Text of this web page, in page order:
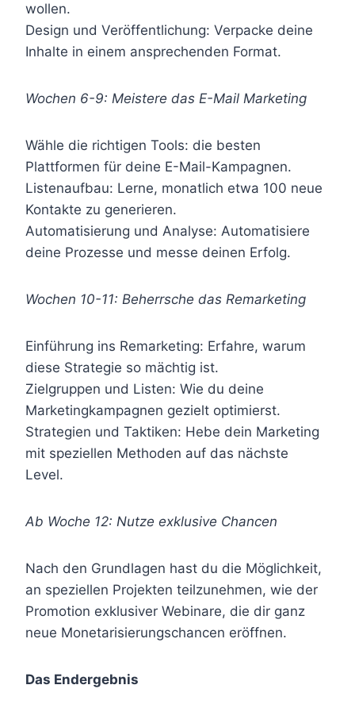
wollen.
Design und Veröffentlichung: Verpacke deine
Inhalte in einem ansprechenden Format.
Wochen 6-9: Meistere das E-Mail Marketing
Wähle die richtigen Tools: die besten
Plattformen für deine E-Mail-Kampagnen.
Listenaufbau: Lerne, monatlich etwa 100 neue
Kontakte zu generieren.
Automatisierung und Analyse: Automatisiere
deine Prozesse und messe deinen Erfolg.
Wochen 10-11: Beherrsche das Remarketing
Einführung ins Remarketing: Erfahre, warum
diese Strategie so mächtig ist.
Zielgruppen und Listen: Wie du deine
Marketingkampagnen gezielt optimierst.
Strategien und Taktiken: Hebe dein Marketing
mit speziellen Methoden auf das nächste
Level.
Ab Woche 12: Nutze exklusive Chancen
Nach den Grundlagen hast du die Möglichkeit,
an speziellen Projekten teilzunehmen, wie der
Promotion exklusiver Webinare, die dir ganz
neue Monetarisierungschancen eröffnen.
Das Endergebnis